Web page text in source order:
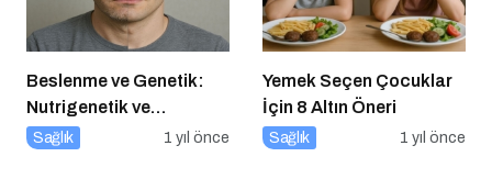
Beslenme ve Genetik:
Nutrigenetik ve
Nutrigenomik’in Rolü
Sağlık 1 yıl önce
Yemek Seçen Çocuklar
İçin 8 Altın Öneri
Sağlık 1 yıl önce